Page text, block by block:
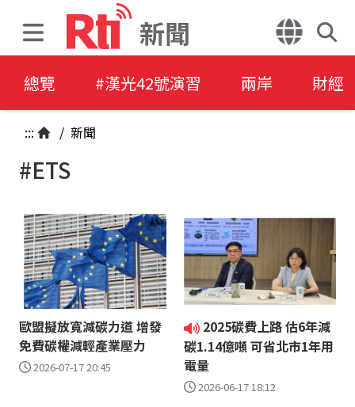
新聞
總覽 #漢光42號演習 兩岸 財經
::: / 新聞
#ETS
歐盟擬放寬減碳力道 增發
免費碳權減輕產業壓力
2026-07-17 20:45
2025碳費上路 估6年減
碳1.14億噸 可省北市1年用
電量
2026-06-17 18:12